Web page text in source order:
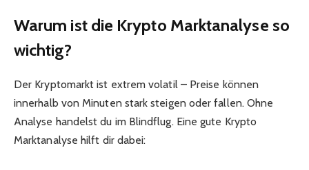
Warum ist die Krypto Marktanalyse so
wichtig?
Der Kryptomarkt ist extrem volatil – Preise können
innerhalb von Minuten stark steigen oder fallen. Ohne
Analyse handelst du im Blindflug. Eine gute Krypto
Marktanalyse hilft dir dabei: